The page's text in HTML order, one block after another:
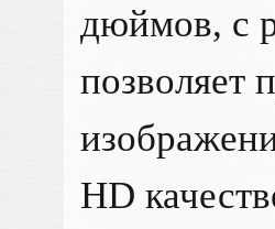
дюймов, с
позволяет
HD